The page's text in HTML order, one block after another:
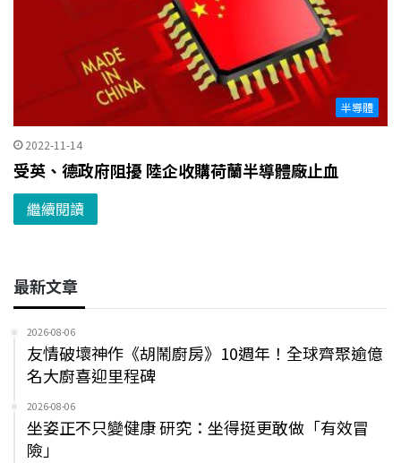
半導體
2022-11-14
受英、德政府阻擾 陸企收購荷蘭半導體廠止血
繼續閱讀
最新文章
2026-08-06
友情破壞神作《胡鬧廚房》10週年！全球齊聚逾億
名大廚喜迎里程碑
2026-08-06
坐姿正不只變健康 研究：坐得挺更敢做「有效冒
險」